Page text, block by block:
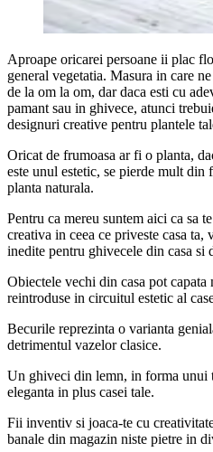
Aproape oricarei persoane ii plac
general vegetatia. Masura in care
de la om la om, dar daca esti cu
pamant sau in ghivece, atunci
designuri creative pentru plantele
Oricat de frumoasa ar fi o planta,
este unul estetic, se pierde mult din
planta naturala.
Pentru ca mereu suntem aici ca sa
creativa in ceea ce priveste casa
inedite pentru ghivecele din casa si
Obiectele vechi din casa pot capata
reintroduse in circuitul estetic al
Becurile reprezinta o varianta
detrimentul vazelor clasice.
Un ghiveci din lemn, in forma unui
eleganta in plus casei tale.
Fii inventiv si joaca-te cu
banale din magazin niste pietre in